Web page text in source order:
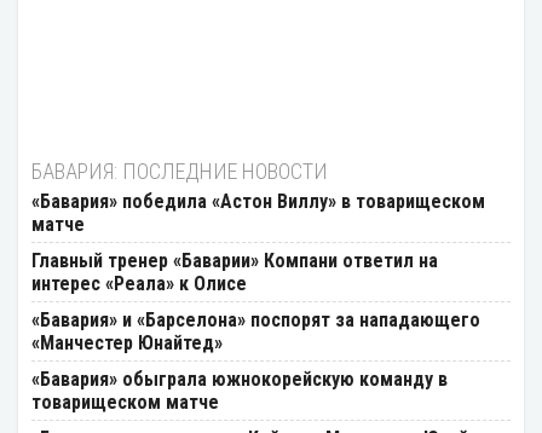
БАВАРИЯ: ПОСЛЕДНИЕ НОВОСТИ
«Бавария» победила «Астон Виллу» в товарищеском
матче
Главный тренер «Баварии» Компани ответил на
интерес «Реала» к Олисе
«Бавария» и «Барселона» поспорят за нападающего
«Манчестер Юнайтед»
«Бавария» обыграла южнокорейскую команду в
товарищеском матче